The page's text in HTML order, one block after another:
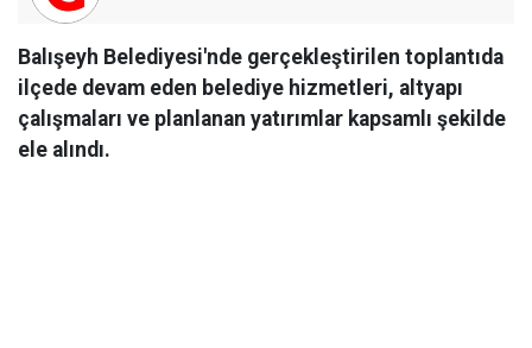
Balışeyh Belediyesi'nde gerçekleştirilen toplantıda
ilçede devam eden belediye hizmetleri, altyapı
çalışmaları ve planlanan yatırımlar kapsamlı şekilde
ele alındı.